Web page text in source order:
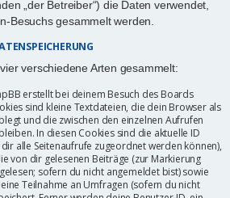
„der Betreiber“) die Daten verwendet,
Besuchs gesammelt werden.
verschiedene Arten gesammelt:
erstellt bei deinem Besuch des Boards
sind kleine Textdateien, die dein Browser als
und die zwischen den einzelnen Aufrufen
In diesen Cookies sind die aktuelle ID
alle Seitenaufrufe zugeordnet werden können),
von dir gelesenen Beiträge (zur Markierung
sofern du nicht angemeldet bist) sowie
Teilnahme an Umfragen (sofern du nicht